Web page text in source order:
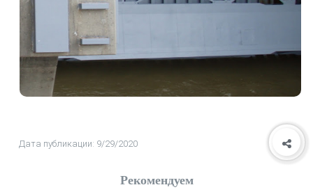
Дата публикации: 9/29/2020
Рекомендуем